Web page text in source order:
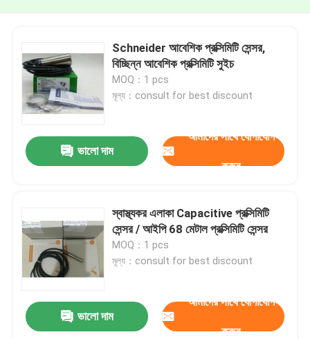
Schneider আবেশিক প্রক্সিমিটি সেন্সর,
বিচ্ছিন্ন আবেশিক প্রক্সিমিটি সুইচ
MOQ：1 pcs
মূল্য：consult for best discount
ভালো দাম
আমাদের সাথে যোগাযোগ
করুন
স্বাস্থ্যকর এলাকা Capacitive প্রক্সিমিটি
সেন্সর / আইপি 68 মেটাল প্রক্সিমিটি সেন্সর
MOQ：1 pcs
মূল্য：consult for best discount
ভালো দাম
আমাদের সাথে যোগাযোগ
করুন